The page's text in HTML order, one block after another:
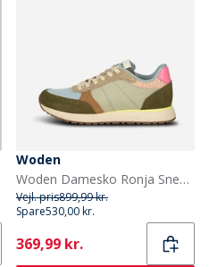
Woden
Woden Damesko Ronja Sneakers 189 Stone Multi
Vejl. pris899,99 kr.
Spare530,00 kr.
Current
369,99 kr.